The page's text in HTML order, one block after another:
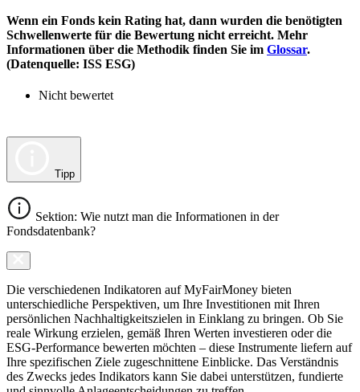
Wenn ein Fonds kein Rating hat, dann wurden die benötigten
Schwellenwerte für die Bewertung nicht erreicht. Mehr
Informationen über die Methodik finden Sie im Glossar.
(Datenquelle: ISS ESG)
Nicht bewertet
Tipp
Sektion: Wie nutzt man die Informationen in der
Fondsdatenbank?
Die verschiedenen Indikatoren auf MyFairMoney bieten
unterschiedliche Perspektiven, um Ihre Investitionen mit Ihren
persönlichen Nachhaltigkeitszielen in Einklang zu bringen. Ob Sie
reale Wirkung erzielen, gemäß Ihren Werten investieren oder die
ESG-Performance bewerten möchten – diese Instrumente liefern auf
Ihre spezifischen Ziele zugeschnittene Einblicke. Das Verständnis
des Zwecks jedes Indikators kann Sie dabei unterstützen, fundierte